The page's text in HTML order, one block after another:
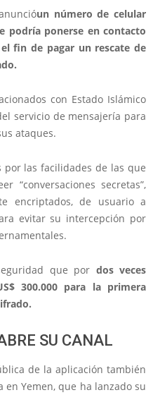
un número de celular
podría ponerse en contacto
fin de pagar un rescate de
con Estado Islámico
servicio de mensajería para
ataques.
por las facilidades de las que
“conversaciones secretas”,
encriptados, de usuario a
evitar su intercepción por
que por dos veces
300.000 para la primera
SU CANAL
de la aplicación también
Yemen, que ha lanzado su